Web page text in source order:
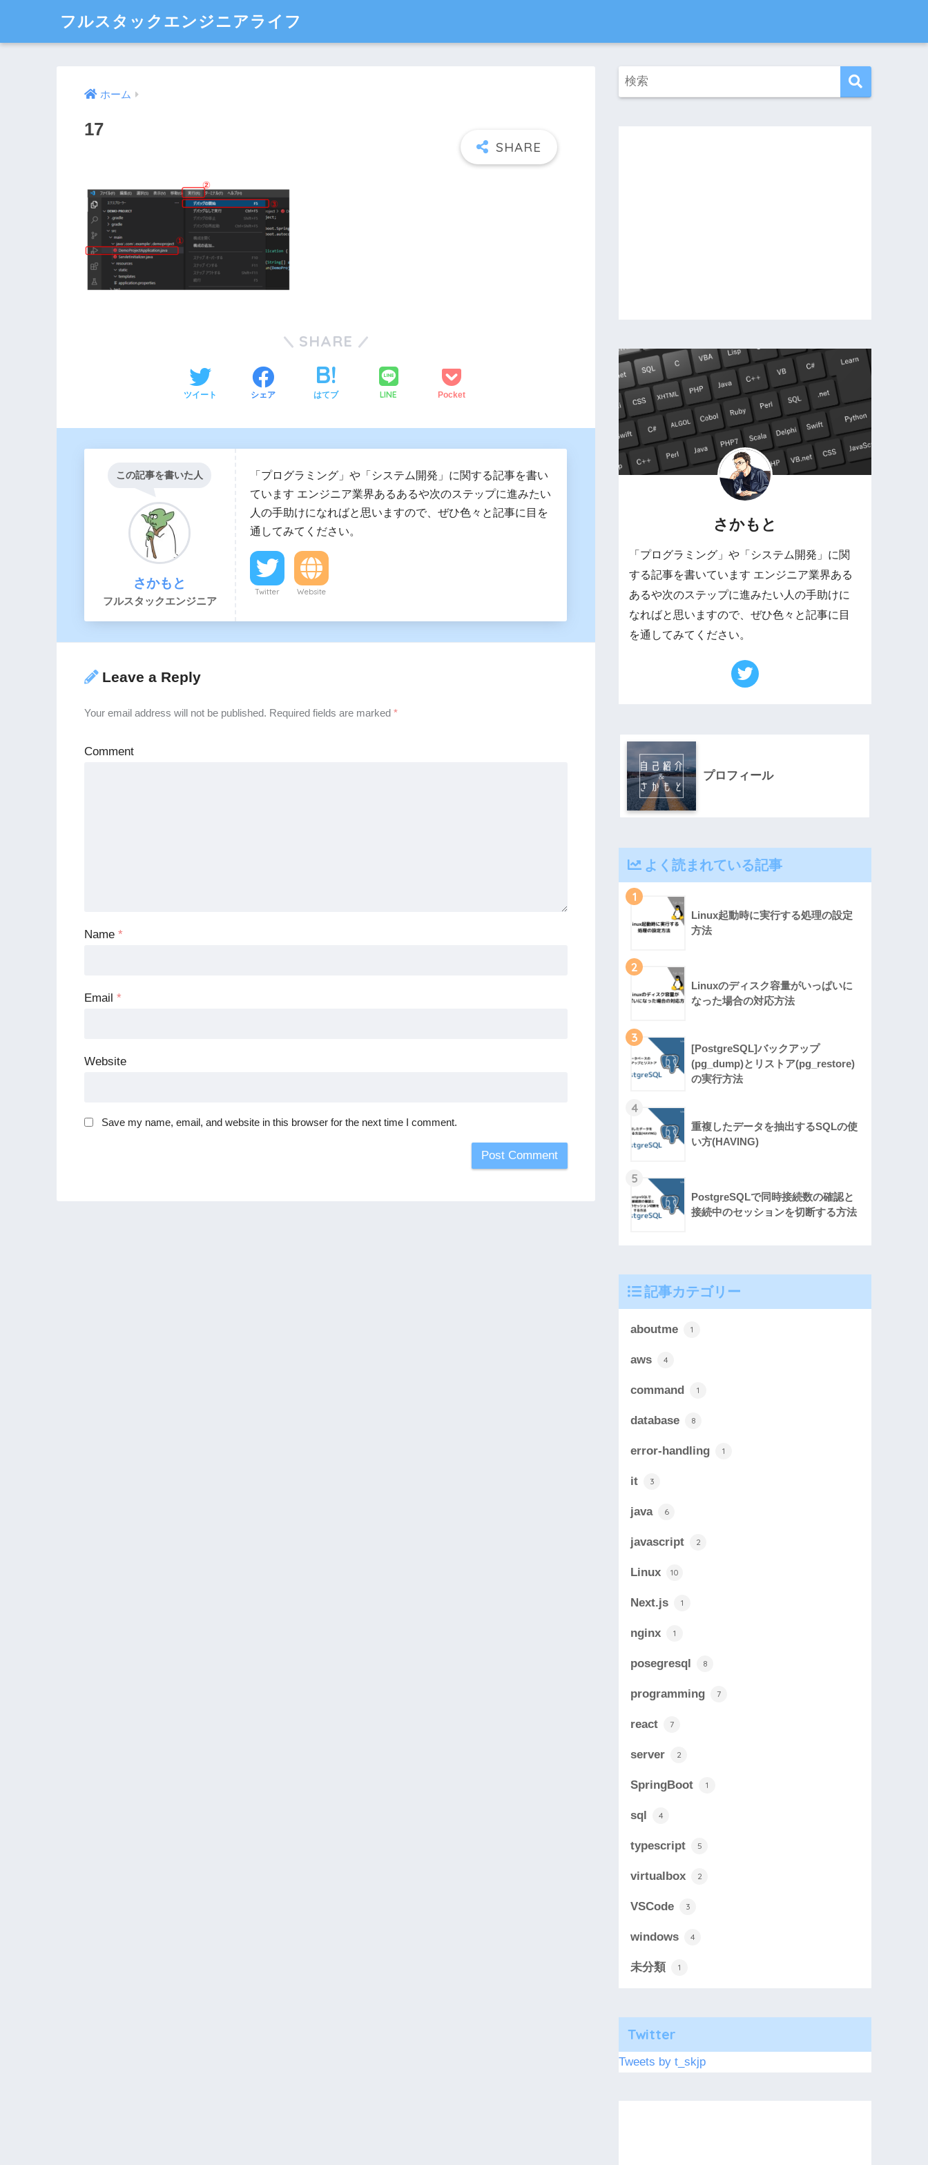
フルスタックエンジニアライフ
ホーム
17
SHARE
ツイート シェア はてブ LINE Pocket
この記事を書いた人
さかもと
フルスタックエンジニア
「プログラミング」や「システム開発」に関する記事を書い
ています エンジニア業界あるあるや次のステップに進みたい
人の手助けになればと思いますので、ぜひ色々と記事に目を
通してみてください。
Twitter Website
Leave a Reply
Your email address will not be published. Required fields are marked *
Comment
Name *
Email *
Website
Save my name, email, and website in this browser for the next time I comment.
さかもと
「プログラミング」や「システム開発」に関
する記事を書いています エンジニア業界ある
あるや次のステップに進みたい人の手助けに
なればと思いますので、ぜひ色々と記事に目
を通してみてください。
プロフィール
よく読まれている記事
1
Linux起動時に実行する処理の設定
方法
2
Linuxのディスク容量がいっぱいに
なった場合の対応方法
3
[PostgreSQL]バックアップ
(pg_dump)とリストア(pg_restore)
の実行方法
4
重複したデータを抽出するSQLの使
い方(HAVING)
5
PostgreSQLで同時接続数の確認と
接続中のセッションを切断する方法
記事カテゴリー
aboutme 1
aws 4
command 1
database 8
error-handling 1
it 3
java 6
javascript 2
Linux 10
Next.js 1
nginx 1
posegresql 8
programming 7
react 7
server 2
SpringBoot 1
sql 4
typescript 5
virtualbox 2
VSCode 3
windows 4
未分類 1
Twitter
Tweets by t_skjp